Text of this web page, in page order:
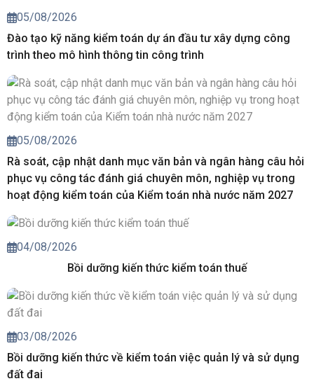
05/08/2026
Đào tạo kỹ năng kiểm toán dự án đầu tư xây dựng công
trình theo mô hình thông tin công trình
05/08/2026
Rà soát, cập nhật danh mục văn bản và ngân hàng câu hỏi
phục vụ công tác đánh giá chuyên môn, nghiệp vụ trong
hoạt động kiểm toán của Kiểm toán nhà nước năm 2027
04/08/2026
Bồi dưỡng kiến thức kiểm toán thuế
03/08/2026
Bồi dưỡng kiến thức về kiểm toán việc quản lý và sử dụng
đất đai